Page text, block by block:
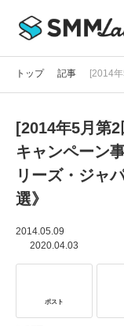
トップ 記事 [2014
[2014年5月第
キャンペーン
リーズ・ジャ
選》
2014.05.09
2020.04.03
ポスト